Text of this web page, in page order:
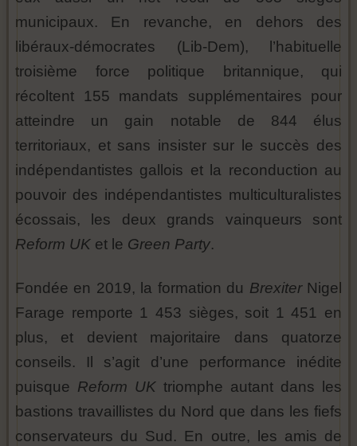
municipaux. En revanche, en dehors des
libéraux-démocrates (Lib-Dem), l’habituelle
troisième force politique britannique, qui
récoltent 155 mandats supplémentaires pour
atteindre un gain notable de 844 élus
territoriaux, et sans insister sur le succès des
indépendantistes gallois et la reconduction au
pouvoir des indépendantistes multiculturalistes
écossais, les deux grands vainqueurs sont
Reform UK et le Green Party.
Fondée en 2019, la formation du BrexiterNigel
Farage remporte 1 453 sièges, soit 1 451 en
plus, et devient majoritaire dans quatorze
conseils. Il s’agit d’une performance inédite
puisque Reform UK triomphe autant dans les
bastions travaillistes du Nord que dans les fiefs
conservateurs du Sud. En outre, les amis de